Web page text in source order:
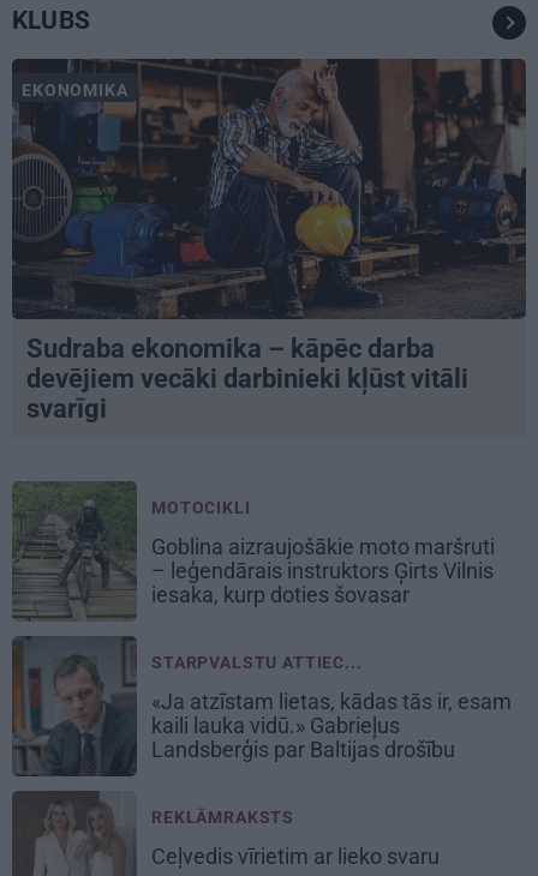
KLUBS
EKONOMIKA
Sudraba ekonomika – kāpēc darba
devējiem vecāki darbinieki kļūst vitāli
svarīgi
MOTOCIKLI
Goblina aizraujošākie moto maršruti
– leģendārais instruktors Ģirts Vilnis
iesaka, kurp doties šovasar
STARPVALSTU ATTIEC...
«Ja atzīstam lietas, kādas tās ir, esam
kaili lauka vidū.» Gabrieļus
Landsberģis par Baltijas drošību
REKLĀMRAKSTS
Ceļvedis vīrietim ar lieko svaru